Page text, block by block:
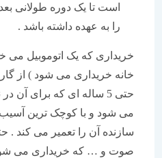
است تا یک دوره طولانی بعد از
را به عهده داشته باشد .
خریداری که یک اتوموبیل می خرد
حتی 5 ساله ای که برای آن در
می شود و با کوچک ترین آسیب
سازنده آن را تعمیر می کند . حتی
صوت و … که خریداری می شوند